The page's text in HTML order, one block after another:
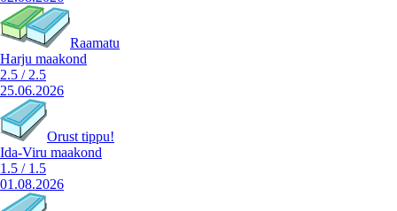
Raamatu
Harju maakond
2.5 / 2.5
25.06.2026
Orust tippu!
Ida-Viru maakond
1.5 / 1.5
01.08.2026